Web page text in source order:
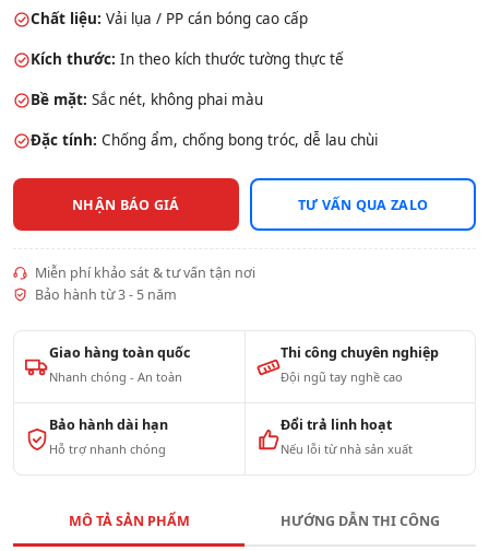
Chất liệu: Vải lụa / PP cán bóng cao cấp
Kích thước: In theo kích thước tường thực tế
Bề mặt: Sắc nét, không phai màu
Đặc tính: Chống ẩm, chống bong tróc, dễ lau chùi
NHẬN BÁO GIÁ TƯ VẤN QUA ZALO
Miễn phí khảo sát & tư vấn tận nơi
Bảo hành từ 3 - 5 năm
Giao hàng toàn quốc
Nhanh chóng - An toàn
Thi công chuyên nghiệp
Đội ngũ tay nghề cao
Bảo hành dài hạn
Hỗ trợ nhanh chóng
Đổi trả linh hoạt
Nếu lỗi từ nhà sản xuất
MÔ TẢ SẢN PHẨM HƯỚNG DẪN THI CÔNG